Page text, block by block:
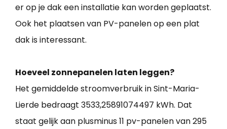
er op je dak een installatie kan worden geplaatst.
Ook het plaatsen van PV-panelen op een plat
dak is interessant.
Hoeveel zonnepanelen laten leggen?
Het gemiddelde stroomverbruik in Sint-Maria-
Lierde bedraagt 3533,25891074497 kWh. Dat
staat gelijk aan plusminus 11 pv-panelen van 295